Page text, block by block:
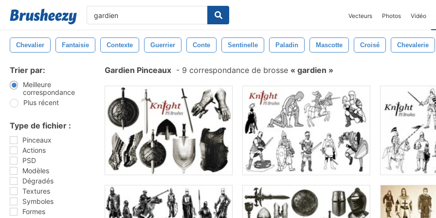
Vecteurs Photos Vidéo
Chevalier Fantaisie Contexte Guerrier Conte Sentinelle Paladin Mascotte Croisé Chevalerie
Trier par:
Meilleure
correspondance
Plus récent
Type de fichier :
Pinceaux
Actions
PSD
Modèles
Dégradés
Textures
Symboles
Formes
Gardien Pinceaux - 9 correspondance de brosse gardien